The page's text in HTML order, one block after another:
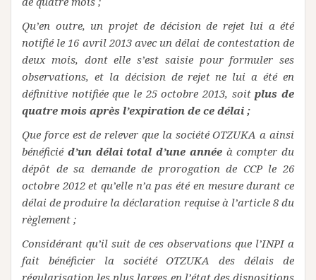
Qu’en outre, un projet de décision de rejet lui a été
notifié le 16 avril 2013 avec un délai de contestation de
deux mois, dont elle s’est saisie pour formuler ses
observations, et la décision de rejet ne lui a été en
définitive notifiée que le 25 octobre 2013, soitplus de
quatre mois après l’expiration de ce délai ;
Que force est de relever que la société OTZUKA a ainsi
bénéficié d’un délai total d’une année à compter du
dépôt de sa demande de prorogation de CCP le 26
octobre 2012 et qu’elle n’a pas été en mesure durant ce
délai de produire la déclaration requise à l’article 8 du
règlement ;
Considérant qu’il suit de ces observations que l’INPI a
fait bénéficier la société OTZUKA des délais de
régularisation les plus larges en l’état des dispositions